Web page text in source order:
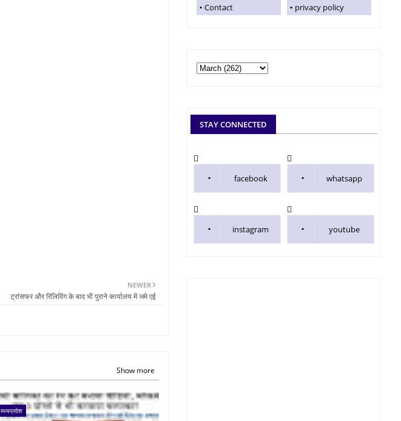
NEWER
ट्रांसफर और रिलिविंग के बाद भी पुराने कार्यालय में जमे एई
Show more
मध्यप्रदेश
Contact
privacy policy
STAY CONNECTED
facebook whatsapp
instagram youtube